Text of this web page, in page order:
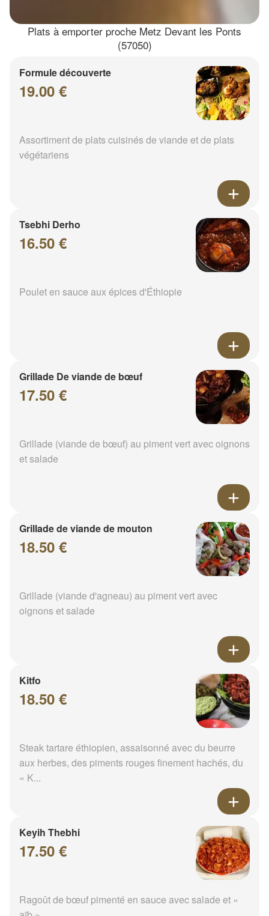
Plats à emporter proche Metz Devant les Ponts
(57050)
Formule découverte
19.00 €
Assortiment de plats cuisinés de viande et de plats
végétariens
Tsebhi Derho
16.50 €
Poulet en sauce aux épices d'Éthiopie
Grillade De viande de bœuf
17.50 €
Grillade (viande de bœuf) au piment vert avec oignons
et salade
Grillade de viande de mouton
18.50 €
Grillade (viande d'agneau) au piment vert avec
oignons et salade
Kitfo
18.50 €
Steak tartare éthiopien, assaisonné avec du beurre
aux herbes, des piments rouges finement hachés, du
« K...
Keyih Thebhi
17.50 €
Ragoût de bœuf pimenté en sauce avec salade et «